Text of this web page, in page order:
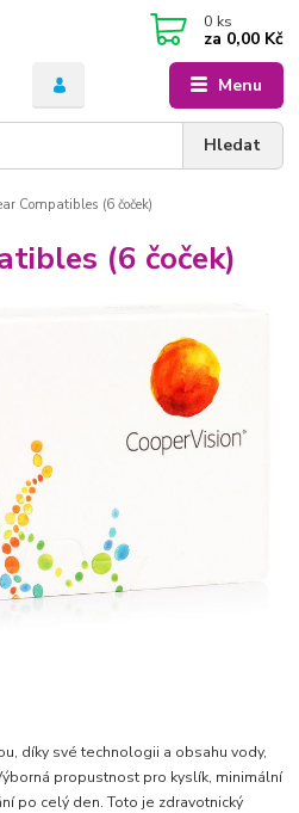
Menu
Hledat
0 ks
za 0,00 Kč
Compatibles (6 čoček)
(6 čoček)
díky své technologii a obsahu vody,
propustnost pro kyslík, minimální
po celý den. Toto je zdravotnický